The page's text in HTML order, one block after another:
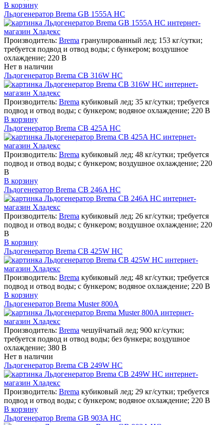
В корзину
Льдогенератор Brema GB 1555A HC
Производитель: Brema гранулированный лед; 153 кг/сутки;
требуется подвод и отвод воды; с бункером; воздушное
охлаждение; 220 В
Нет в наличии
Льдогенератор Brema CB 316W HC
Производитель: Brema кубиковый лед; 35 кг/сутки; требуется
подвод и отвод воды; с бункером; водяное охлаждение; 220 В
В корзину
Льдогенератор Brema CB 425A HC
Производитель: Brema кубиковый лед; 48 кг/сутки; требуется
подвод и отвод воды; с бункером; воздушное охлаждение; 220
В
В корзину
Льдогенератор Brema CB 246A HC
Производитель: Brema кубиковый лед; 26 кг/сутки; требуется
подвод и отвод воды; с бункером; воздушное охлаждение; 220
В
В корзину
Льдогенератор Brema CB 425W HC
Производитель: Brema кубиковый лед; 48 кг/сутки; требуется
подвод и отвод воды; с бункером; водяное охлаждение; 220 В
В корзину
Льдогенератор Brema Muster 800A
Производитель: Brema чешуйчатый лед; 900 кг/сутки;
требуется подвод и отвод воды; без бункера; воздушное
охлаждение; 380 В
Нет в наличии
Льдогенератор Brema CB 249W HC
Производитель: Brema кубиковый лед; 29 кг/сутки; требуется
подвод и отвод воды; с бункером; водяное охлаждение; 220 В
В корзину
Льдогенератор Brema GB 903A HC